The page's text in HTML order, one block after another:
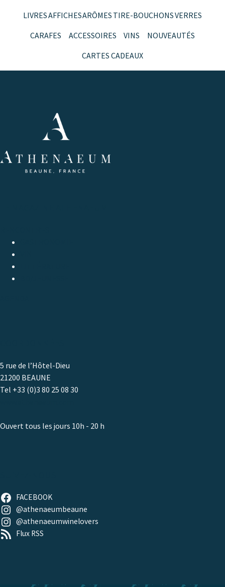
LIVRESAFFICHESARÔMES TIRE-BOUCHONSVERRES
CARAFES ACCESSOIRES VINS NOUVEAUTÉS
CARTES CADEAUX
5 rue de l’Hôtel-Dieu
21200 BEAUNE
Tel +33 (0)3 80 25 08 30
Ouvert tous les jours 10h - 20 h
FACEBOOK
@athenaeumbeaune
@athenaeumwinelovers
Flux RSS